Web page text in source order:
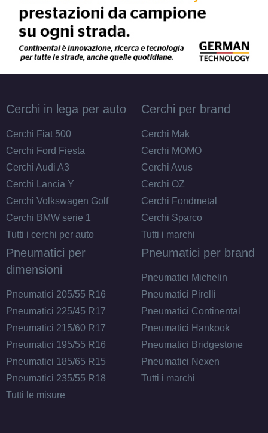
Cerchi in lega per auto
Cerchi Fiat 500
Cerchi Ford Fiesta
Cerchi Audi A3
Cerchi Lancia Y
Cerchi Volkswagen Golf
Cerchi BMW serie 1
Tutti i cerchi per auto
Cerchi per brand
Cerchi Mak
Cerchi MOMO
Cerchi Avus
Cerchi OZ
Cerchi Fondmetal
Cerchi Sparco
Tutti i marchi
Pneumatici per
dimensioni
Pneumatici 205/55 R16
Pneumatici 225/45 R17
Pneumatici 215/60 R17
Pneumatici 195/55 R16
Pneumatici 185/65 R15
Pneumatici 235/55 R18
Tutti le misure
Pneumatici per brand
Pneumatici Michelin
Pneumatici Pirelli
Pneumatici Continental
Pneumatici Hankook
Pneumatici Bridgestone
Pneumatici Nexen
Tutti i marchi